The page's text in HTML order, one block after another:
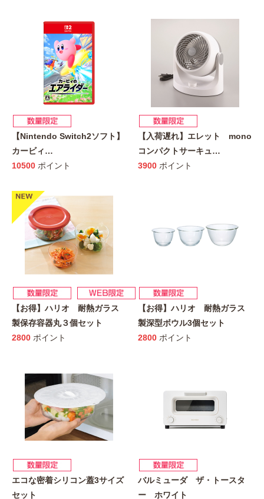
【Nintendo Switch2ソフト】
カービィ…
10500 ポイント
【入荷遅れ】エレット mono
コンパクトサーキュ…
3900 ポイント
【お得】ハリオ 耐熱ガラス
製保存容器丸３個セット
2800 ポイント
【お得】ハリオ 耐熱ガラス
製深型ボウル3個セット
2800 ポイント
エコな密着シリコン蓋3サイズ
セット
バルミューダ ザ・トースタ
ー ホワイト